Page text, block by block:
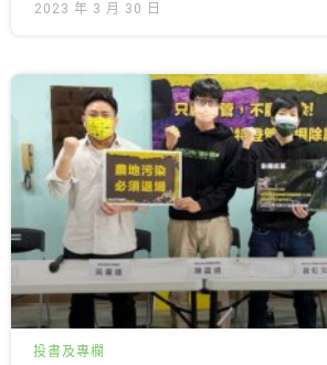
2023 年 3 月 30 日
投書及專欄